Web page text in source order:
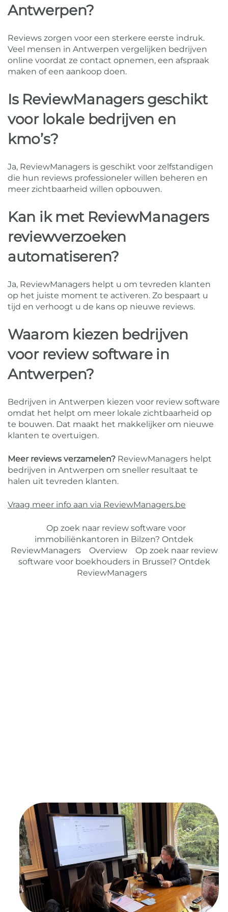
Antwerpen?
Reviews zorgen voor een sterkere eerste indruk.
Veel mensen in Antwerpen vergelijken bedrijven
online voordat ze contact opnemen, een afspraak
maken of een aankoop doen.
Is ReviewManagers geschikt
voor lokale bedrijven en
kmo’s?
Ja, ReviewManagers is geschikt voor zelfstandigen
die hun reviews professioneler willen beheren en
meer zichtbaarheid willen opbouwen.
Kan ik met ReviewManagers
reviewverzoeken
automatiseren?
Ja, ReviewManagers helpt u om tevreden klanten
op het juiste moment te activeren. Zo bespaart u
tijd en verhoogt u de kans op nieuwe reviews.
Waarom kiezen bedrijven
voor review software in
Antwerpen?
Bedrijven in Antwerpen kiezen voor review software
omdat het helpt om meer lokale zichtbaarheid op
te bouwen. Dat maakt het makkelijker om nieuwe
klanten te overtuigen.
Meer reviews verzamelen? ReviewManagers helpt
bedrijven in Antwerpen om sneller resultaat te
halen uit tevreden klanten.
Vraag meer info aan via ReviewManagers.be
Op zoek naar review software voor
immobiliënkantoren in Bilzen? Ontdek
ReviewManagers
Overview
Op zoek naar review
software voor boekhouders in Brussel? Ontdek
ReviewManagers